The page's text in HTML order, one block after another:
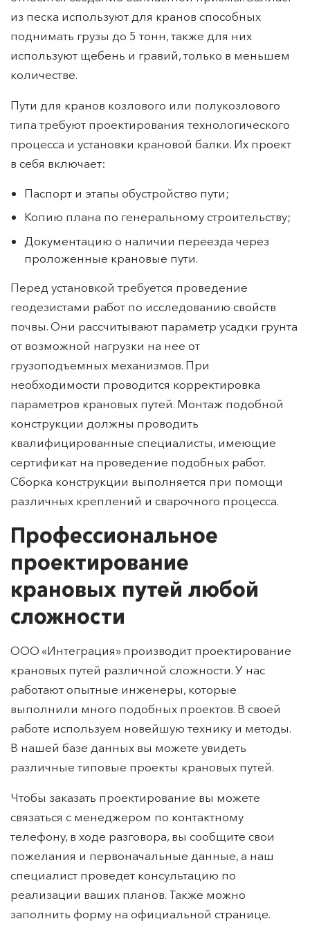
из песка используют для кранов способных
поднимать грузы до 5 тонн, также для них
используют щебень и гравий, только в меньшем
количестве.
Пути для кранов козлового или полукозлового
типа требуют проектирования технологического
процесса и установки крановой балки. Их проект
в себя включает:
Паспорт и этапы обустройство пути;
Копию плана по генеральному строительству;
Документацию о наличии переезда через
проложенные крановые пути.
Перед установкой требуется проведение
геодезистами работ по исследованию свойств
почвы. Они рассчитывают параметр усадки грунта
от возможной нагрузки на нее от
грузоподъемных механизмов. При
необходимости проводится корректировка
параметров крановых путей. Монтаж подобной
конструкции должны проводить
квалифицированные специалисты, имеющие
сертификат на проведение подобных работ.
Сборка конструкции выполняется при помощи
различных креплений и сварочного процесса.
Профессиональное
проектирование
крановых путей любой
сложности
ООО «Интеграция» производит проектирование
крановых путей различной сложности. У нас
работают опытные инженеры, которые
выполнили много подобных проектов. В своей
работе используем новейшую технику и методы.
В нашей базе данных вы можете увидеть
различные типовые проекты крановых путей.
Чтобы заказать проектирование вы можете
связаться с менеджером по контактному
телефону, в ходе разговора, вы сообщите свои
пожелания и первоначальные данные, а наш
специалист проведет консультацию по
реализации ваших планов. Также можно
заполнить форму на официальной странице.